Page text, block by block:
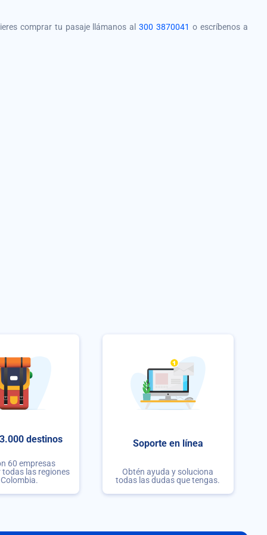
comprar tu pasaje llámanos al300 3870041 o escríbenos a
destinos
60 empresas
todas las regiones
Soporte en línea
Obtén ayuda y soluciona
todas las dudas que tengas.